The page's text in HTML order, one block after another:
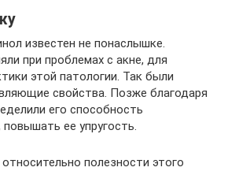
известен не понаслышке.
при проблемах с акне, для
этой патологии. Так были
свойства. Позже благодаря
его способность
ее упругость.
полезности этого